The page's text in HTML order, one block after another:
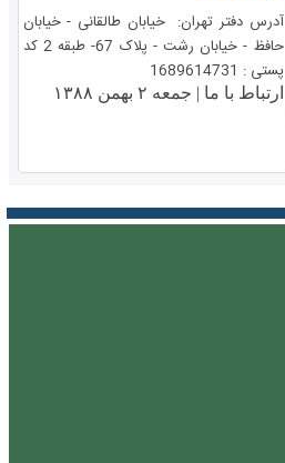
آدرس دفتر تهران: خیابان طالقانی - خیابان
حافظ - خیابان رشت - پلاک 67- طبقه 2 کد
پستی : 1689614731
ارتباط با ما | جمعه ۲ بهمن ۱۳۸۸